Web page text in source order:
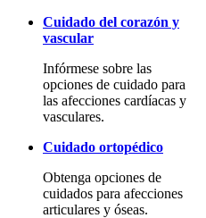
Cuidado del corazón y
vascular
Infórmese sobre las
opciones de cuidado para
las afecciones cardíacas y
vasculares.
Cuidado ortopédico
Obtenga opciones de
cuidados para afecciones
articulares y óseas.